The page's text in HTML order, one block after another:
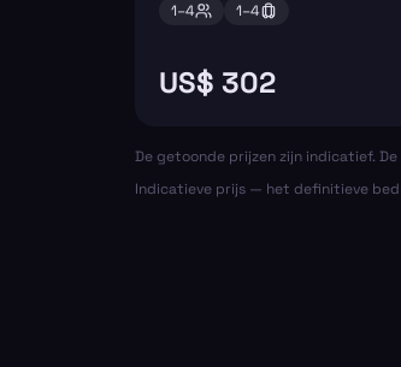
1–4 1–4
US$ 302
De getoonde prijzen zijn indicatief.
Indicatieve prijs — het definitieve